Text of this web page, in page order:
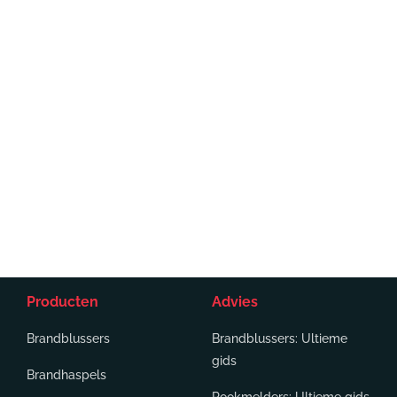
Producten
Brandblussers
Brandhaspels
Advies
Brandblussers: Ultieme
gids